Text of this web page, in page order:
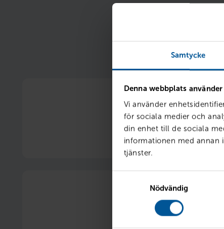
Samtycke
Denna webbplats
Vi använder
för sociala medier och
din enhet till de sociala
informationen med annan
tjänster.
Nödvändig
När du samlar
Ränterabatt 1 %
1 procentenhets rabatt på vår ordinarie